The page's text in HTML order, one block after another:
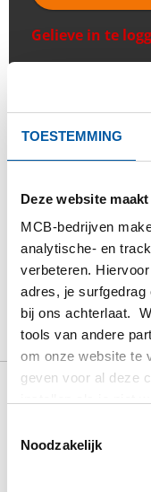
TOESTEMMING
Deze website
MCB-bedrijven
analytische- en
verbeteren.
adres, je surfgedrag
bij ons achterlaat.
tools van andere
om onze website te
geven voor al deze
partijen waarmee
Noodzakelijk
Gelieve in te
PRODUCT
BRUTO PRIJSLIJST
SPECIFICATIES
(2.4858)